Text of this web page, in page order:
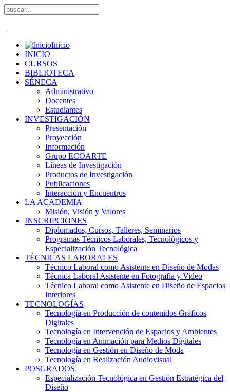
Inicio
INICIO
CURSOS
BIBLIOTECA
SÉNECA
Administrativo
Docentes
Estudiantes
INVESTIGACIÓN
Presentación
Proyección
Información
Grupo ECOARTE
Líneas de Investigación
Productos de Investigación
Publicaciones
Interacción y Encuentros
LA ACADEMIA
Misión, Visión y Valores
INSCRIPCIONES
Diplomados, Cursos, Talleres, Seminarios
Programas Técnicos Laborales, Tecnológicos y
Especialización Tecnológica
TÉCNICAS LABORALES
Técnico Laboral como Asistente en Diseño de Modas
Técnica Laboral Asistente en Fotografía y Video
Técnico Laboral como Asistente en Diseño de Espacios
Interiores
TECNOLOGÍAS
Tecnología en Producción de contenidos Gráficos
Digitales
Tecnología en Intervención de Espacios y Ambientes
Tecnología en Animación para Medios Digitales
Tecnología en Gestión en Diseño de Moda
Tecnología en Realización Audiovisual
POSGRADOS
Especialización Tecnológica en Gestión Estratégica del
Diseño